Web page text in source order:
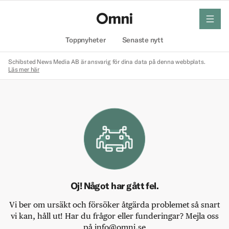
Toppnyheter Senaste nytt
meny
Schibsted News Media AB är ansvarig för dina data på denna webbplats.
Läs mer här
Oj! Något har gått fel.
Vi ber om ursäkt och försöker åtgärda problemet så snart
vi kan, håll ut! Har du frågor eller funderingar? Mejla oss